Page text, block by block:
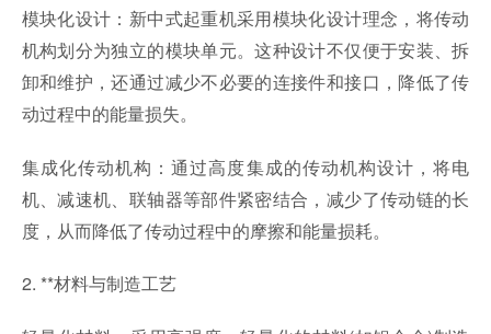
模块化设计：新中式起重机采用模块化设计理念，将传动
机构划分为独立的模块单元。这种设计不仅便于安装、拆
卸和维护，还通过减少不必要的连接件和接口，降低了传
动过程中的能量损失。
集成化传动机构：通过高度集成的传动机构设计，将电
机、减速机、联轴器等部件紧密结合，减少了传动链的长
度，从而降低了传动过程中的摩擦和能量损耗。
2. **材料与制造工艺